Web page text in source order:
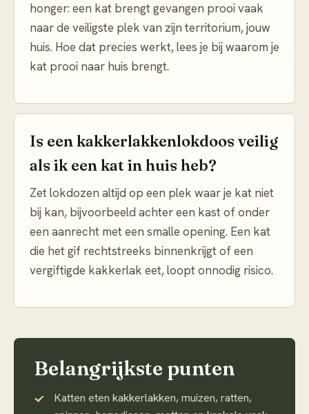
honger: een kat brengt gevangen prooi vaak
naar de veiligste plek van zijn territorium, jouw
huis. Hoe dat precies werkt, lees je bij waarom je
kat prooi naar huis brengt.
Is een kakkerlakkenlokdoos veilig
als ik een kat in huis heb?
Zet lokdozen altijd op een plek waar je kat niet
bij kan, bijvoorbeeld achter een kast of onder
een aanrecht met een smalle opening. Een kat
die het gif rechtstreeks binnenkrijgt of een
vergiftigde kakkerlak eet, loopt onnodig risico.
Belangrijkste punten
Katten eten kakkerlakken, muizen, ratten,